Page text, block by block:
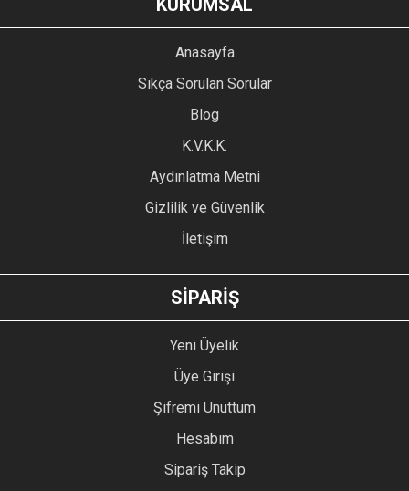
YORUM YAZ
Ürün resmi kalitesiz, bozuk veya görüntülenemiyor.
Ürün açıklamasında eksik bilgiler bulunuyor.
Ürün bilgilerinde hatalar bulunuyor.
Ürün fiyatı diğer sitelerden daha pahalı.
GÖNDER
KURUMSAL
Anasayfa
Sıkça Sorulan Sorular
Blog
K.V.K.K.
Aydınlatma Metni
Gizlilik ve Güvenlik
İletişim
SİPARİŞ
Yeni Üyelik
Üye Girişi
Şifremi Unuttum
Hesabım
Sipariş Takip